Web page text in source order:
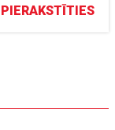
PIERAKSTĪTIES